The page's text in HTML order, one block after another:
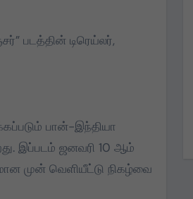
படத்தின் டிரெய்லர்,
பான்-இந்தியா
இப்படம் ஜனவரி 10 ஆம்
முன் வெளியீட்டு நிகழ்வை
தளபதி